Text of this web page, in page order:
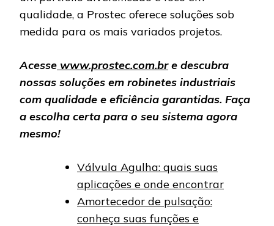
qualidade, a Prostec oferece soluções sob
medida para os mais variados projetos.
Acesse www.prostec.com.bre descubra
nossas soluções em robinetes industriais
com qualidade e eficiência garantidas. Faça
a escolha certa para o seu sistema agora
mesmo!
Válvula Agulha: quais suas
aplicações e onde encontrar
Amortecedor de pulsação:
conheça suas funções e